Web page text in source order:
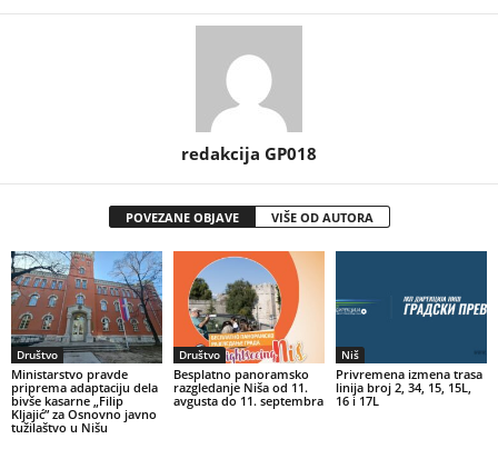
redakcija GP018
POVEZANE OBJAVE VIŠE OD AUTORA
Društvo
Ministarstvo pravde
priprema adaptaciju dela
bivše kasarne „Filip
Kljajić” za Osnovno javno
tužilaštvo u Nišu
Društvo
Besplatno panoramsko
razgledanje Niša od 11.
avgusta do 11. septembra
Niš
Privremena izmena trasa
linija broj 2, 34, 15, 15L,
16 i 17L